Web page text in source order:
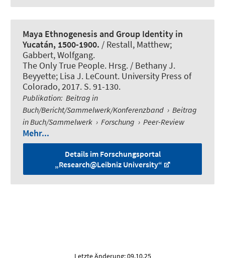
Maya Ethnogenesis and Group Identity in
Yucatán, 1500-1900. / Restall, Matthew;
Gabbert, Wolfgang.
The Only True People. Hrsg. / Bethany J.
Beyyette; Lisa J. LeCount. University Press of
Colorado, 2017. S. 91-130.
Publikation: Beitrag in
Buch/Bericht/Sammelwerk/Konferenzband › Beitrag
in Buch/Sammelwerk › Forschung › Peer-Review
Mehr...
Details im Forschungsportal
„Research@Leibniz University“
Letzte Änderung: 09.10.25